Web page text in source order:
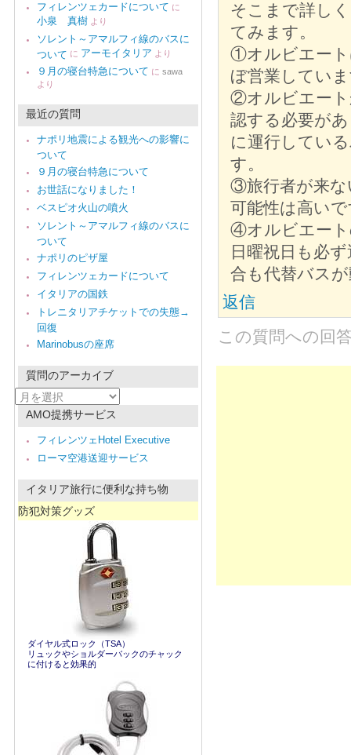
そこまで詳し
てみます。
①オルビエート
ぼ営業してい
②オルビエート
認する必要が
に運行してい
す。
③旅行者が来な
可能性は高い
④オルビエート
日曜祝日も必
合も代替バス
返信
この質問への回
フィレンツェカードについて に
小泉 真樹 より
ソレント～アマルフィ線のバスに
ついて に アーモイタリア より
９月の寝台特急について に sawa
より
最近の質問
ナポリ地震による観光への影響に
ついて
９月の寝台特急について
お世話になりました！
ベスピオ火山の噴火
ソレント～アマルフィ線のバスに
ついて
ナポリのピザ屋
フィレンツェカードについて
イタリアの国鉄
トレニタリアチケットでの失態→
回復
Marinobusの座席
質問のアーカイブ
質
問
AMO提携サービス
フィレンツェHotel Executive
ローマ空港送迎サービス
イタリア旅行に便利な持ち物
防犯対策グッズ
ダイヤル式ロック（TSA）
リュックやショルダーバックのチャック
に付けると効果的